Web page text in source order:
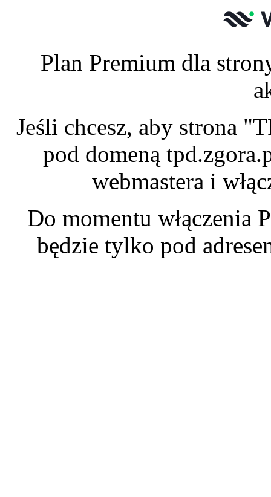
Plan Premium dla
Jeśli chcesz, aby strona
pod domeną
webmastera i
Do momentu włączenia
będzie tylko pod